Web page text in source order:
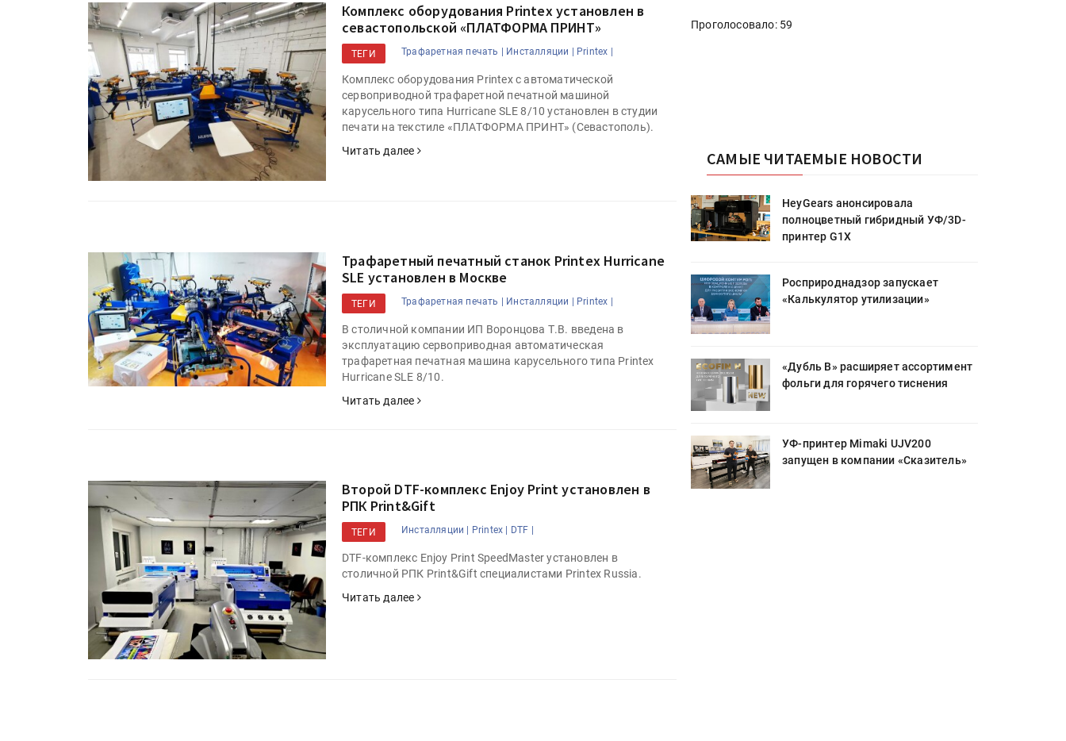
Комплекс оборудования Printex установлен в
севастопольской «ПЛАТФОРМА ПРИНТ»
ТЕГИ Трафаретная печать | Инсталляции | Printex |
Комплекс оборудования Printex c автоматической
сервоприводной трафаретной печатной машиной
карусельного типа Hurricane SLE 8/10 установлен в студии
печати на текстиле «ПЛАТФОРМА ПРИНТ» (Севастополь).
Читать далее
Трафаретный печатный станок Printex Hurricane
SLE установлен в Москве
ТЕГИ Трафаретная печать | Инсталляции | Printex |
В столичной компании ИП Воронцова Т.В. введена в
эксплуатацию сервоприводная автоматическая
трафаретная печатная машина карусельного типа Printex
Hurricane SLE 8/10.
Читать далее
Второй DTF-комплекс Enjoy Print установлен в
РПК Print&Gift
ТЕГИ Инсталляции | Printex | DTF |
DTF-комплекс Enjoy Print SpeedMaster установлен в
столичной РПК Print&Gift специалистами Printex Russia.
Читать далее
Проголосовало: 59
САМЫЕ ЧИТАЕМЫЕ НОВОСТИ
Росприроднадзор запускает
«Калькулятор утилизации»
«Дубль В» расширяет ассортимент
фольги для горячего тиснения
Росприроднадзор запускает
«Калькулятор утилизации»
«Дубль В» расширяет ассортимент
HeyGears анонсировала
полноцветный гибридный УФ/3D-
принтер G1X
Росприроднадзор запускает
«Калькулятор утилизации»
«Дубль В» расширяет ассортимент
фольги для горячего тиснения
УФ-принтер Mimaki UJV200
запущен в компании «Сказитель»